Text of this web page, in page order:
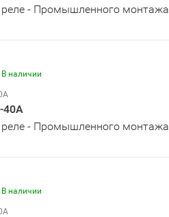
реле - Промышленного монтажа
В наличии
40A
реле - Промышленного монтажа
В наличии